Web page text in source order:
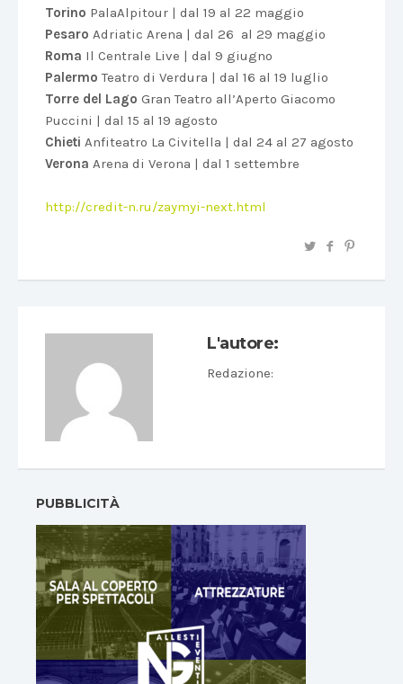
Torino PalaAlpitour | dal 19 al 22 maggio
Pesaro Adriatic Arena | dal 26 al 29 maggio
Roma Il Centrale Live | dal 9 giugno
Palermo Teatro di Verdura | dal 16 al 19 luglio
Torre del Lago Gran Teatro all’Aperto Giacomo
Puccini | dal 15 al 19 agosto
Chieti Anfiteatro La Civitella | dal 24 al 27 agosto
Verona Arena di Verona | dal 1 settembre
http://credit-n.ru/zaymyi-next.html
L'autore:
Redazione:
PUBBLICITÀ